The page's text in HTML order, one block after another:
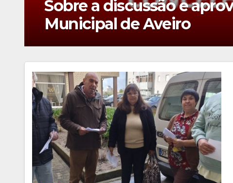
AVEIRO CDU
É urgente investir no SNS!